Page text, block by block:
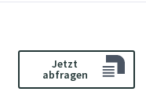
Jetzt
abfragen